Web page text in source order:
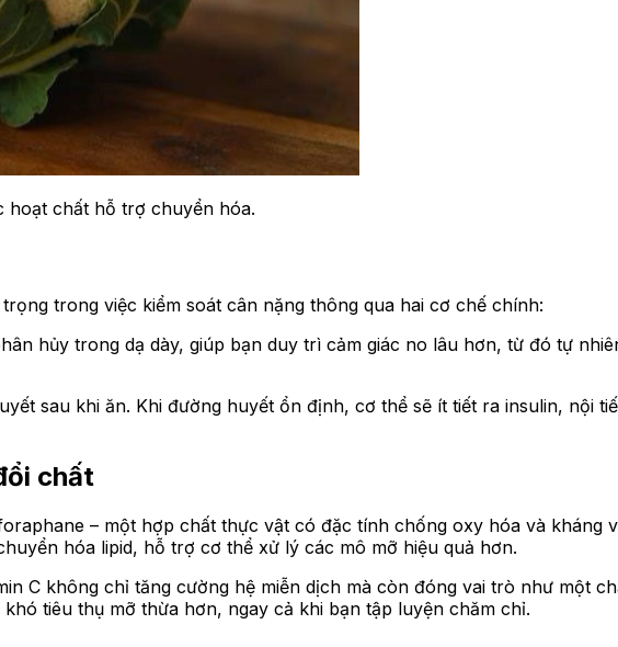
hoạt chất hỗ trợ chuyển hóa.
trong việc kiểm soát cân nặng thông qua hai cơ chế chính:
hủy trong dạ dày, giúp bạn duy trì cảm giác no lâu hơn, từ đó tự
sau khi ăn. Khi đường huyết ổn định, cơ thể sẽ ít tiết ra insulin, nội
chất
– một hợp chất thực vật có đặc tính chống oxy hóa và kháng
hóa lipid, hỗ trợ cơ thể xử lý các mô mỡ hiệu quả hơn.
C không chỉ tăng cường hệ miễn dịch mà còn đóng vai trò như một
tiêu thụ mỡ thừa hơn, ngay cả khi bạn tập luyện chăm chỉ.